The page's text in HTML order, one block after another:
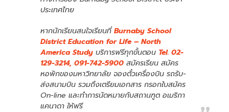
ประเทศไทย
หากนักเรียนสนใจเรียนที่Burnaby School
District Education for Life – North
America Study บริการฟรีทุกขั้นตอน Tel. 02-
129-3214, 091-742-5900 สมัครเรียน สมัคร
หอพักของมหาวิทยาลัย จองตั๋วเครื่องบิน รถรับ-
ส่งสนามบิน รวมถึงเตรียมเอกสาร กรอกใบสมัคร
On-line และทำการนัดหมายกับสถานฑูต อเมริกา
แคนาดา ให้ฟรี